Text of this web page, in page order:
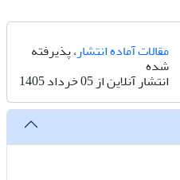
مقالات آماده انتشار، پذیرفته
شده
انتشار آنلاین از 05 خرداد 1405